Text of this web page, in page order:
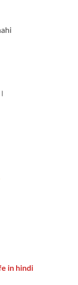
in hindi